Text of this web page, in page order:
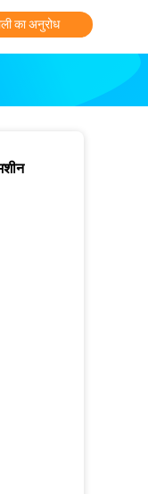
का अनुरोध